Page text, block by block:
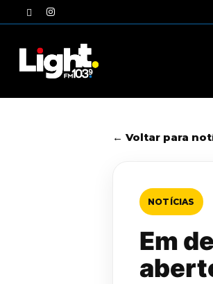
to
twitterinstagram
← Voltar para
NOTÍCIAS
Em